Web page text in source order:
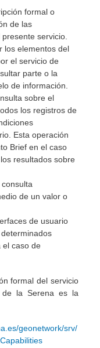
formal o
de las
servicio.
los elementos del
el servicio de
parte o la
de información.
sobre el
los registros de
Esta operación
Brief en el caso
resultados sobre
de un valor o
de usuario
el caso de
formal del servicio
de la Serena es la
geonetwork/srv/